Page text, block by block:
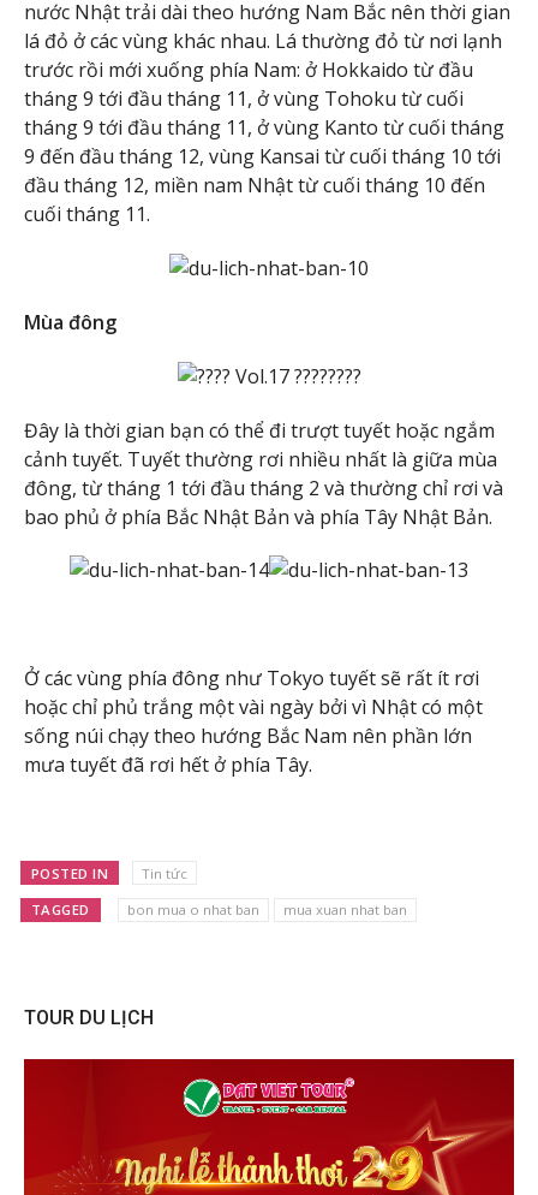
nước Nhật trải dài theo hướng Nam Bắc nên thời gian
lá đỏ ở các vùng khác nhau. Lá thường đỏ từ nơi lạnh
trước rồi mới xuống phía Nam: ở Hokkaido từ đầu
tháng 9 tới đầu tháng 11, ở vùng Tohoku từ cuối
tháng 9 tới đầu tháng 11, ở vùng Kanto từ cuối tháng
9 đến đầu tháng 12, vùng Kansai từ cuối tháng 10 tới
đầu tháng 12, miền nam Nhật từ cuối tháng 10 đến
cuối tháng 11.
Mùa đông
Đây là thời gian bạn có thể đi trượt tuyết hoặc ngắm
cảnh tuyết. Tuyết thường rơi nhiều nhất là giữa mùa
đông, từ tháng 1 tới đầu tháng 2 và thường chỉ rơi và
bao phủ ở phía Bắc Nhật Bản và phía Tây Nhật Bản.
Ở các vùng phía đông như Tokyo tuyết sẽ rất ít rơi
hoặc chỉ phủ trắng một vài ngày bởi vì Nhật có một
sống núi chạy theo hướng Bắc Nam nên phần lớn
mưa tuyết đã rơi hết ở phía Tây.
POSTED IN Tin tức
TAGGED bon mua o nhat ban mua xuan nhat ban
TOUR DU LỊCH